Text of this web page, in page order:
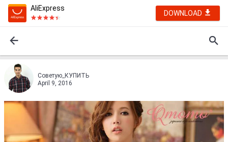
AliExpress
DOWNLOAD
Советую_КУПИТЬ
April 9, 2016